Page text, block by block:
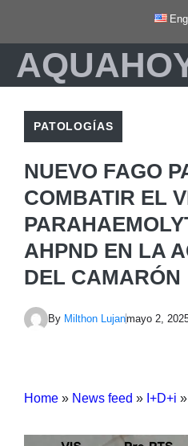
contenido
PATOLOGÍAS
NUEVO FAGO
COMBATIR EL
AHPND EN LA
DEL CAMARÓN
By Milthon Lujanmayo 2,
Home » News feed » I+D+i »